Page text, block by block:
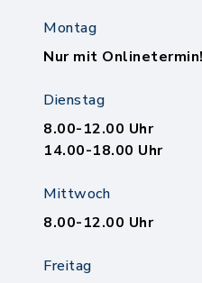
Montag
Nur mit Onlinetermin!
Dienstag
8.00-12.00 Uhr
14.00-18.00 Uhr
Mittwoch
8.00-12.00 Uhr
Freitag